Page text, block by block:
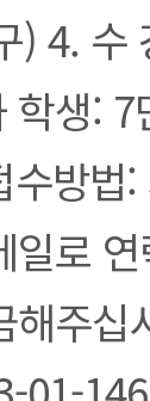
) 4. 수
학생:
방법:
로
해주